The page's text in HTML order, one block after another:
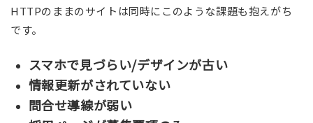
HTTPのままのサイトは同時にこのような課題も抱えがち
です。
スマホで見づらい/デザインが古い
情報更新がされていない
問合せ導線が弱い